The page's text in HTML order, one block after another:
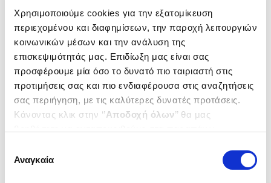
Χρησιμοποιούμε cookies για την εξατομίκευση
περιεχομένου και διαφημίσεων, την παροχή λειτουργιών
κοινωνικών μέσων και την ανάλυση της
επισκεψιμότητάς μας. Επιδίωξη μας είναι σας
προσφέρουμε μία όσο το δυνατό πιο ταιριαστή στις
προτιμήσεις σας και πιο ενδιαφέρουσα στις αναζητήσεις
σας περιήγηση, με τις καλύτερες δυνατές προτάσεις.
Κάνοντας κλικ στην ‘’Αποδοχή όλων’’ θα μας
ενδιαφέρουν και να επιλέξετε από τα παρακάτω με την
΄΄και να ενημερωθείτε σχετικά με
συγκατάθεσης
Αναγκαία